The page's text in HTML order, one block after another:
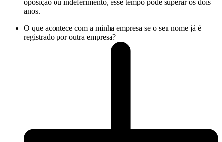
oposição ou indeferimento, esse tempo pode superar os dois
anos.
O que acontece com a minha empresa se o seu nome já é
registrado por outra empresa?